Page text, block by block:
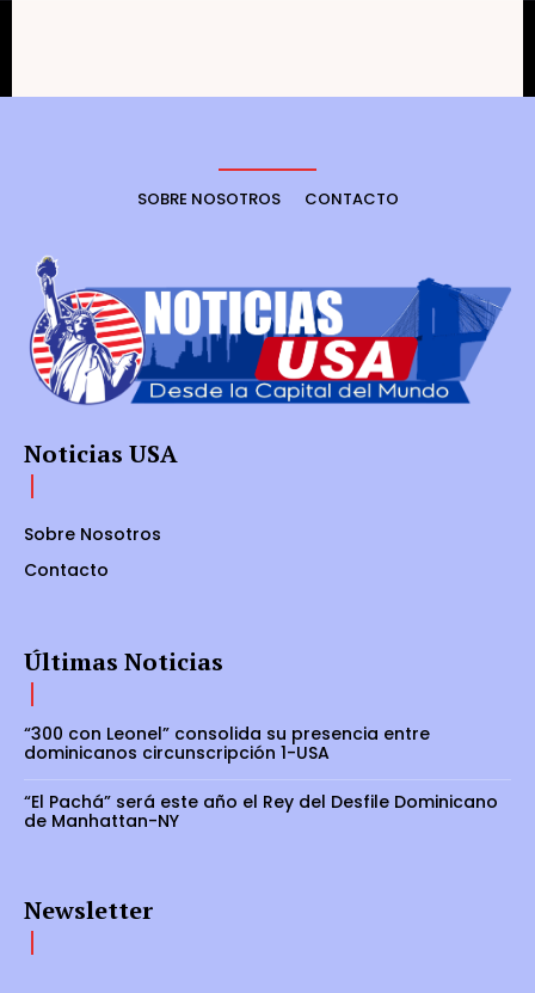
SOBRE NOSOTROS CONTACTO
Noticias USA
Sobre Nosotros
Contacto
Últimas Noticias
“300 con Leonel” consolida su presencia entre
dominicanos circunscripción 1-USA
“El Pachá” será este año el Rey del Desfile Dominicano
de Manhattan-NY
Newsletter